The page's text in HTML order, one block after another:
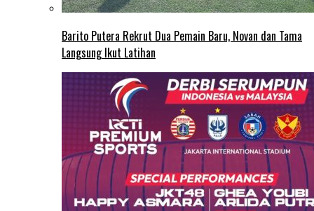
Barito Putera Rekrut Dua Pemain Baru, Novan dan Tama
Langsung Ikut Latihan